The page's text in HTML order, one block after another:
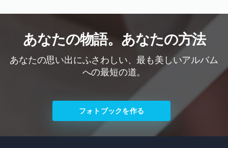
あなたの物語。あなたの方法
あなたの思い出にふさわしい、最も美しいアルバム
への最短の道。
フォトブックを作る